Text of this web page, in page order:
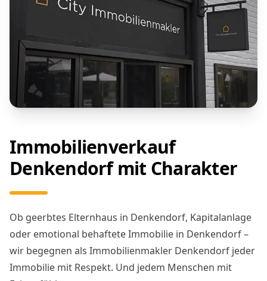
Immobilienverkauf
Denkendorf mit Charakter
Ob geerbtes Elternhaus in Denkendorf, Kapitalanlage
oder emotional behaftete Immobilie in Denkendorf –
wir begegnen als Immobilienmakler Denkendorf jeder
Immobilie mit Respekt. Und jedem Menschen mit